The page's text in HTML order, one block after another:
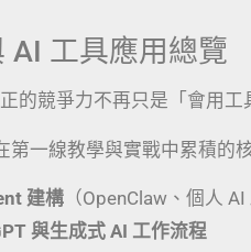
AI 工具應用總覽
的競爭力不再只是「會用
第一線教學與實戰中累積的
建構 （OpenClaw、個人 AI
與生成式 AI 工作流程